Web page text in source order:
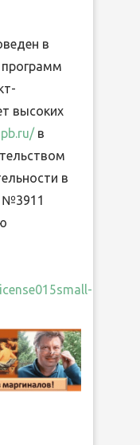
в
высоких
в
в
№3911